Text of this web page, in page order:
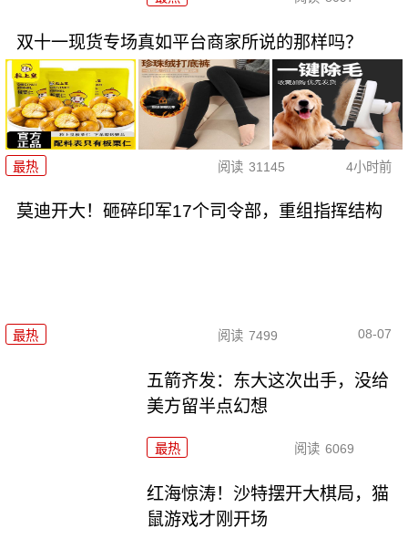
双十一现货专场真如平台商家所说的那样吗？
最热 阅读 31145 4小时前
莫迪开大！砸碎印军17个司令部，重组指挥结构
最热 阅读 7499 08-07
五箭齐发：东大这次出手，没给
美方留半点幻想
最热 阅读 6069
红海惊涛！沙特摆开大棋局，猫
鼠游戏才刚开场